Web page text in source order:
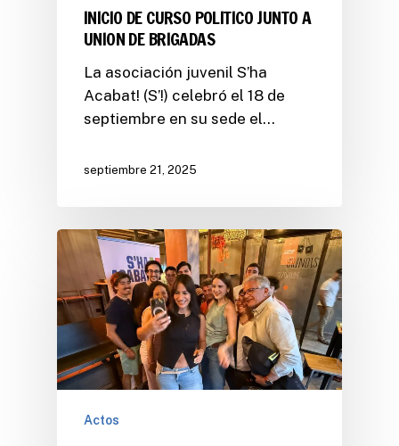
INICIO DE CURSO POLITICO JUNTO A
UNION DE BRIGADAS
La asociación juvenil S’ha
Acabat! (S’!) celebró el 18 de
septiembre en su sede el…
septiembre 21, 2025
Actos